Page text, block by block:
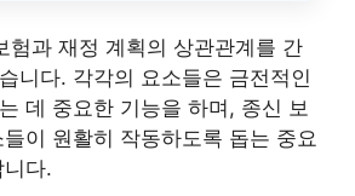
험과 재정 계획의 상관관계를 간
니다. 각각의 요소들은 금전적인
데 중요한 기능을 하며, 종신 보
이 원활히 작동하도록 돕는 중요
다.